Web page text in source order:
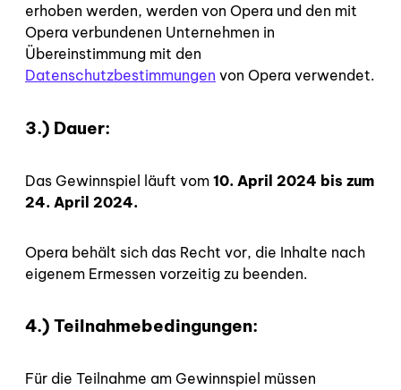
erhoben werden, werden von Opera und den mit
Opera verbundenen Unternehmen in
Übereinstimmung mit den
Datenschutzbestimmungen von Opera verwendet.
3.) Dauer:
Das Gewinnspiel läuft vom 10. April 2024 bis zum
24. April 2024.
Opera behält sich das Recht vor, die Inhalte nach
eigenem Ermessen vorzeitig zu beenden.
4.) Teilnahmebedingungen:
Für die Teilnahme am Gewinnspiel müssen